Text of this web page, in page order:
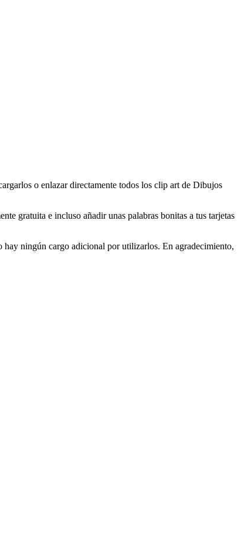
o enlazar directamente todos los clip art de Dibujos
gratuita e incluso añadir unas palabras bonitas a tus tarjetas
ningún cargo adicional por utilizarlos. En agradecimiento,